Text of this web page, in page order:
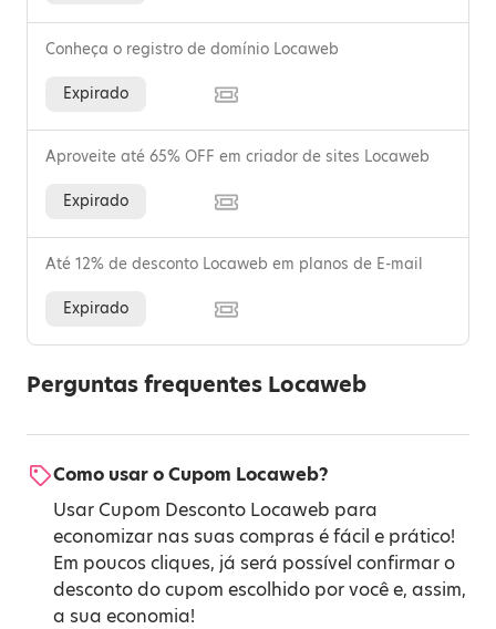
Conheça o registro de domínio Locaweb
Expirado
Aproveite até 65% OFF em criador de sites Locaweb
Expirado
Até 12% de desconto Locaweb em planos de E-mail
Expirado
Perguntas frequentes Locaweb
Como usar o Cupom Locaweb?
Usar Cupom Desconto Locaweb para
economizar nas suas compras é fácil e prático!
Em poucos cliques, já será possível confirmar o
desconto do cupom escolhido por você e, assim,
a sua economia!